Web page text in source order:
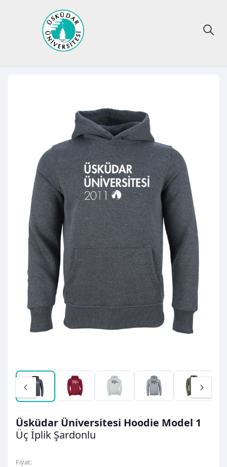
Üsküdar Üniversitesi Hoodie Model 1
Üç İplik Şardonlu
Fiyat: